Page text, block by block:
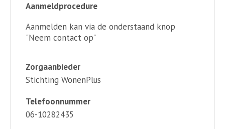
Aanmeldprocedure
Aanmelden kan via de onderstaand knop
"Neem contact op"
Zorgaanbieder
Stichting WonenPlus
Telefoonnummer
06-10282435